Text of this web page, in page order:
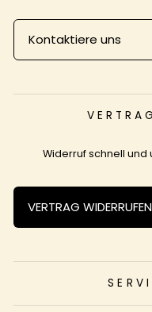
Kontaktiere uns
Widerruf schnell und
VERTRAG WIDERRUFEN